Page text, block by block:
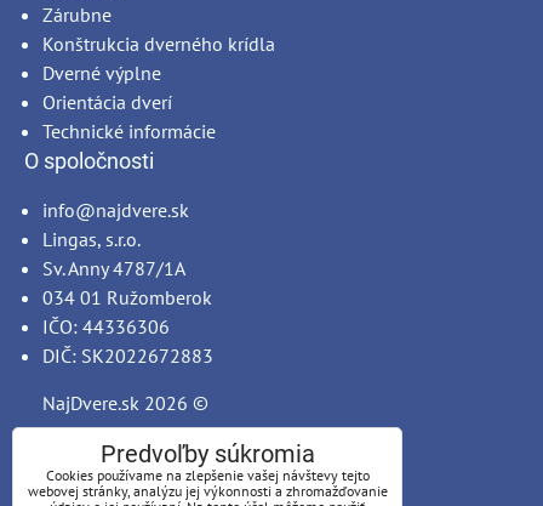
Zárubne
Konštrukcia dverného krídla
Dverné výplne
Orientácia dverí
Technické informácie
O spoločnosti
info@najdvere.sk
Lingas, s.r.o.
Sv. Anny 4787/1A
034 01 Ružomberok
IČO: 44336306
DIČ: SK2022672883
NajDvere.sk 2026 ©
Predvoľby súkromia
Cookies používame na zlepšenie vašej návštevy tejto
webovej stránky, analýzu jej výkonnosti a zhromažďovanie